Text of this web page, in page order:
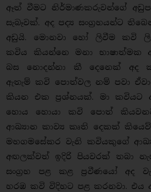
ඈත් වීමට නිර්මාණකරුවන්ගේ
සැබෑවක්. අද පද්‍ය සංග්‍රහයන්ට
අඩුයි. මොනවා හෝ ලිවීම කවි
කවිය කියන්නෙ මනා භාෂාත්මක
බස නොදන්නා කී දෙනෙක් අද
ඇතැම් කවි පොත්වල නම් පවා
කියන එක ප්‍රශ්නයක්. මා කවියට
හොය හොයා කවි පොත්
ආඛ්‍යාන කාව්‍ය කෘති දෙකක්
මහගමසේකර වැනි කවියකුගේ
අඟලක්වත් ඉදිරි පියවරක් තබා
සංග්‍රහ පළ කළ ප්‍රවීණයෝ අද
හරඹ කවි විදිහට පළ කරනවා. එය